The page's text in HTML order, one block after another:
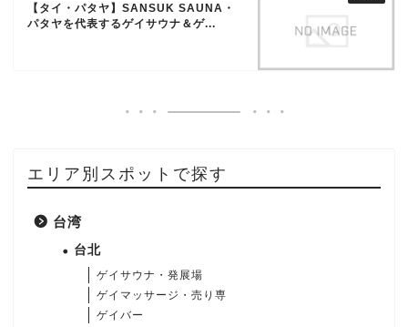
【タイ・パタヤ】SANSUK SAUNA・
パタヤを代表するゲイサウナ＆ゲ...
エリア別スポットで探す
台湾
台北
ゲイサウナ・発展場
ゲイマッサージ・売り専
ゲイバー